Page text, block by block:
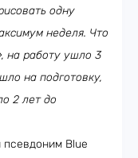
одну
неделя. Что
на работу ушло 3
на подготовку,
2 лет до
Blue